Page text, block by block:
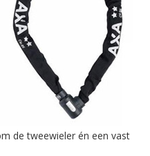
de tweewieler én een vast